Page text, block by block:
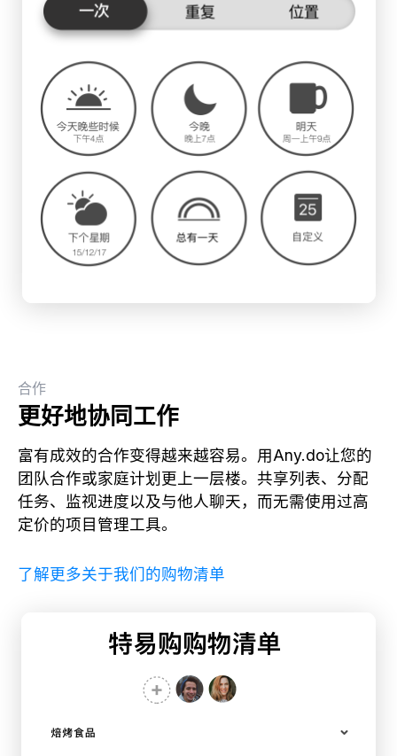
合作
更好地协同工作
富有成效的合作变得越来越容易。用Any.do让您的
团队合作或家庭计划更上一层楼。共享列表、分配
任务、监视进度以及与他人聊天，而无需使用过高
定价的项目管理工具。
了解更多关于我们的购物清单